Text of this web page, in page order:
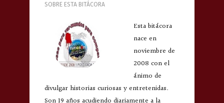
SOBRE ESTA BITÁCORA
Esta bitácora
nace en
noviembre de
2008 con el
ánimo de
divulgar historias curiosas y entretenidas.